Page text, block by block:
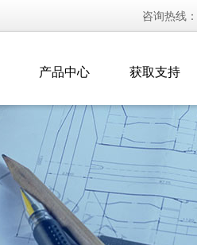
咨询热线：
产品中心 获取支持